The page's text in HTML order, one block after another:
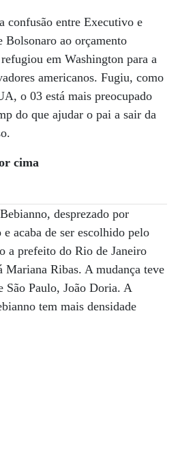
confusão entre Executivo e
ao orçamento
em Washington para a
americanos. Fugiu, como
o 03 está mais preocupado
do que ajudar o pai a sair da
cima
desprezado por
acaba de ser escolhido pelo
a prefeito do Rio de Janeiro
Ribas. A mudança teve
São Paulo, João Doria. A
tem mais densidade